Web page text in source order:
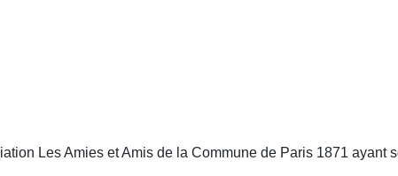
Les Amies et Amis de la Commune de Paris 1871